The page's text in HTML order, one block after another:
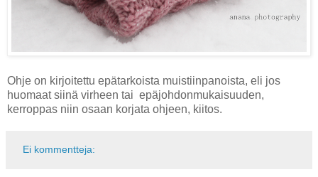
Ohje on kirjoitettu epätarkoista muistiinpanoista, eli jos
huomaat siinä virheen tai epäjohdonmukaisuuden,
kerroppas niin osaan korjata ohjeen, kiitos.
Ei kommentteja: